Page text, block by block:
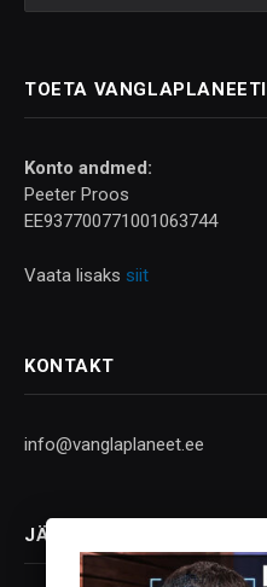
TOETA VANGLAPLANEETI
Konto andmed:
Peeter Proos
EE937700771001063744
Vaata lisaks siit
KONTAKT
info@vanglaplaneet.ee
JÄLGI SOTSIAALMEEDIAS